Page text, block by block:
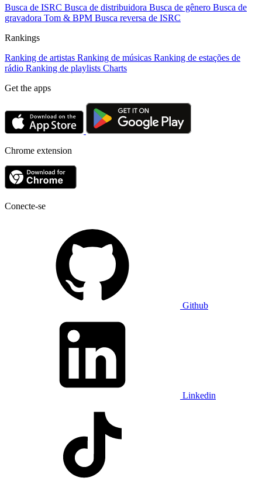
Busca de ISRC Busca de distribuidora Busca de gênero Busca de
gravadora Tom & BPM Busca reversa de ISRC
Rankings
Ranking de artistas Ranking de músicas Ranking de estações de
rádio Ranking de playlists Charts
Get the apps
Chrome extension
Conecte-se
Github
Linkedin